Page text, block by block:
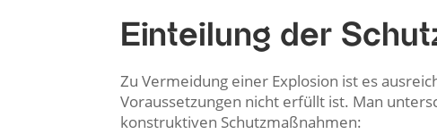
Einteilung der
Zu Vermeidung einer Explosion ist es
Voraussetzungen nicht erfüllt ist. Man
konstruktiven Schutzmaßnahmen: